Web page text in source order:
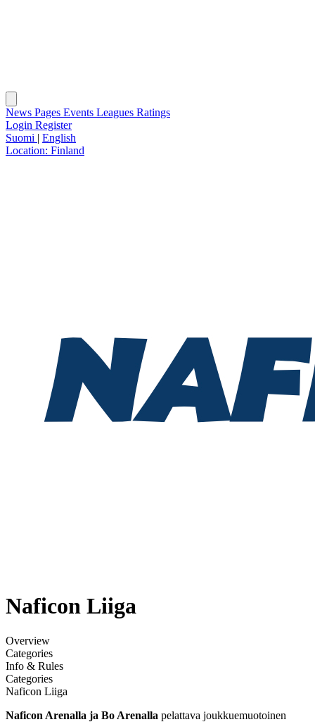
News Pages Events Leagues Ratings
Login Register
Suomi | English
Location: Finland
Naficon Liiga
Overview
Categories
Info & Rules
Categories
Naficon Liiga
Naficon Arenalla ja Bo Arenalla pelattava joukkuemuotoinen